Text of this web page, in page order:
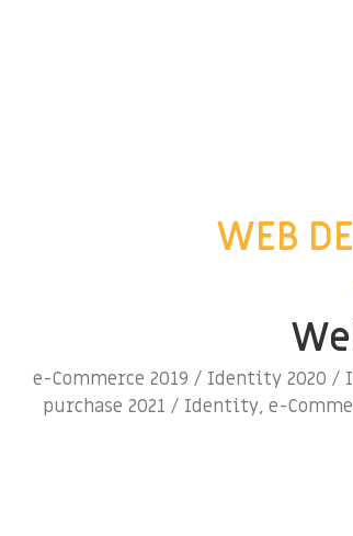
2021 / e-Commerce 2019 / Identity
purchase 2021 / Identity, e-